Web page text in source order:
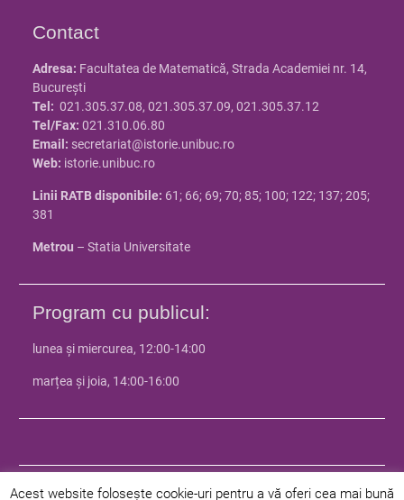
Contact
Adresa: Facultatea de Matematică, Strada Academiei nr. 14,
Bucureşti
Tel: 021.305.37.08, 021.305.37.09, 021.305.37.12
Tel/Fax: 021.310.06.80
Email: secretariat@istorie.unibuc.ro
Web: istorie.unibuc.ro
Linii RATB disponibile: 61; 66; 69; 70; 85; 100; 122; 137; 205;
381
Metrou – Statia Universitate
Program cu publicul:
lunea și miercurea, 12:00-14:00
marțea și joia, 14:00-16:00
Acest website folosește cookie-uri pentru a vă oferi cea mai bună